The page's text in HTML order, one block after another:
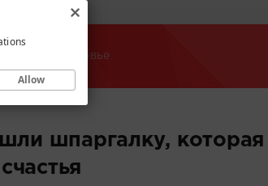
и здоровье
шпаргалку, которая
Allow